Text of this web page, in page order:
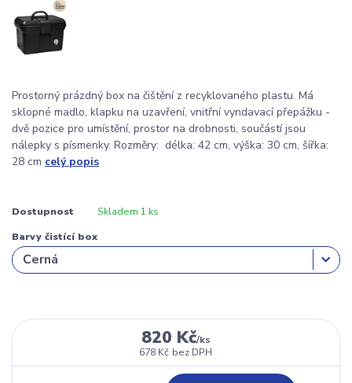
Prostorný prázdný box na čištění z recyklovaného plastu. Má
sklopné madlo, klapku na uzavření, vnitřní vyndavací přepážku -
dvě pozice pro umístění, prostor na drobnosti, součástí jsou
nálepky s písmenky. Rozměry: délka: 42 cm, výška: 30 cm, šířka:
28 cm celý popis
Dostupnost Skladem 1 ks
Barvy čistící box
820 Kč/ks
678 Kč bez DPH